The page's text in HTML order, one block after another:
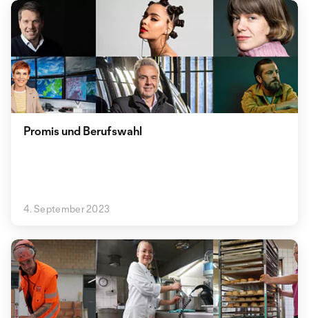
Promis und Berufswahl
4. September 2023